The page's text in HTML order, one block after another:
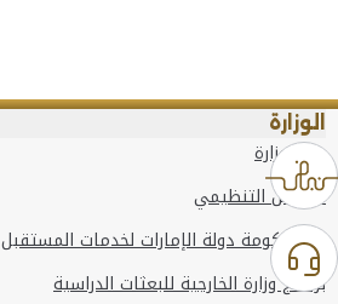
الوزارة
عن الوزارة
الهيكل التنظيمي
وعد حكومة دولة الإمارات لخدمات المستقبل
برنامج وزارة الخارجية للبعثات الدراسية